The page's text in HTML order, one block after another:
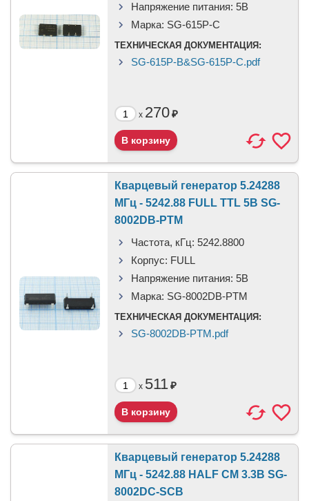
Напряжение питания: 5В
Марка: SG-615P-C
ТЕХНИЧЕСКАЯ ДОКУМЕНТАЦИЯ:
SG-615P-B&SG-615P-C.pdf
x 270₽
Кварцевый генератор 5.24288
МГц - 5242.88 FULL TTL 5В SG-
8002DB-PTM
Частота, кГц: 5242.8800
Корпус: FULL
Напряжение питания: 5В
Марка: SG-8002DB-PTM
ТЕХНИЧЕСКАЯ ДОКУМЕНТАЦИЯ:
SG-8002DB-PTM.pdf
x 511₽
Кварцевый генератор 5.24288
МГц - 5242.88 HALF CM 3.3В SG-
8002DC-SCB